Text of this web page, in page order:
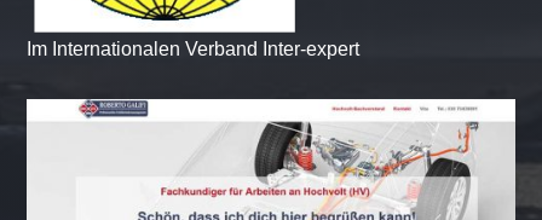
Im Internationalen Verband Inter-expert